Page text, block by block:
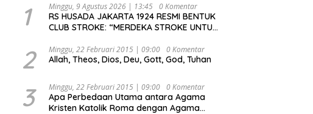
1 Minggu, 9 Agustus 2026 | 13:45 0 Komentar
RS HUSADA JAKARTA 1924 RESMI BENTUK
CLUB STROKE: “MERDEKA STROKE UNTUK
2 Minggu, 22 Februari 2015 | 09:00 0 Komentar
Allah, Theos, Dios, Deu, Gott, God, Tuhan
3 Minggu, 22 Februari 2015 | 09:00 0 Komentar
Apa Perbedaan Utama antara Agama
Kristen Katolik Roma dengan Agama